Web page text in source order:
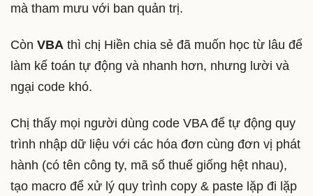
mà tham mưu với ban quản trị.
Còn VBA thì chị Hiền chia sẻ đã muốn học từ lâu để
làm kế toán tự động và nhanh hơn, nhưng lười và
ngại code khó.
Chị thấy mọi người dùng code VBA để tự động quy
trình nhập dữ liệu với các hóa đơn cùng đơn vị phát
hành (có tên công ty, mã số thuế giống hệt nhau),
tạo macro để xử lý quy trình copy & paste lặp đi lặp